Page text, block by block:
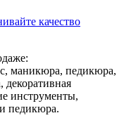
маникюра, педикюра,
декоративная
инструменты,
педикюра.